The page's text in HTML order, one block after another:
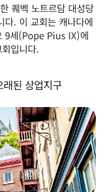
퀘벡 노트르담 대성당
다. 이 교회는 캐나다에
9세(Pope Pius IX)에
입니다.
된 상업지구